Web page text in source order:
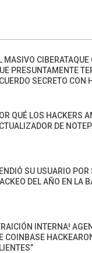
MASIVO
PRESUNTAMENTE
SECRETO CON
QUÉ LOS HACKERS
DE
SU USUARIO
DEL AÑO EN LA
INTERNA!
COINBASE